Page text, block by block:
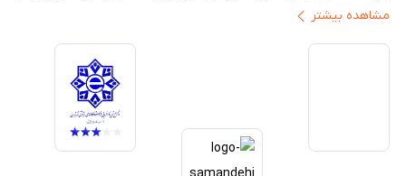
ایران ارائه دهیم. تبدیل‌شدن به مرجعی قابل اعتماد برای خرید کالای دیجیتال،
خدمات و به‌روزرسانی مداوم محصولات، مسیر ما را روشن‌تر می‌کند. ما باور
داریم آینده بازار دیجیتال متعلق به کسب‌وکارهایی است که صداقت و شفافیت
را در اولویت قرار می‌دهند. گوشی آنلاین با تکیه بر تجربه و تخصص، با قدرت به
سمت تحقق این چشم‌انداز حرکت می‌کند.
مشاهده بیشتر